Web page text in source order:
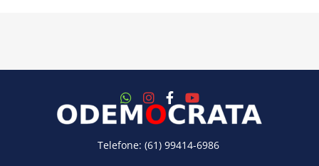
Telefone: (61) 99414-6986